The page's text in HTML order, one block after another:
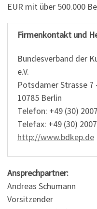
EUR mit über 500.000
Firmenkontakt und
Bundesverband der
e.V.
Potsdamer Strasse
10785 Berlin
Telefon: +49 (30)
Telefax: +49 (30)
http://www.bdkep.de
Ansprechpartner:
Andreas Schumann
Vorsitzender